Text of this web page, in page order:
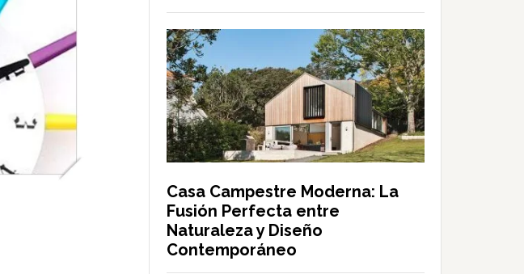
Casa Campestre Moderna: La
Fusión Perfecta entre
Naturaleza y Diseño
Contemporáneo